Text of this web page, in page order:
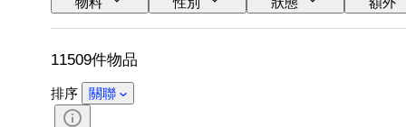
錶芯
錶帶材質 時代
11509件物品
排序 關聯